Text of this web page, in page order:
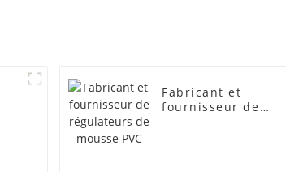
Fabricant et
fournisseur de